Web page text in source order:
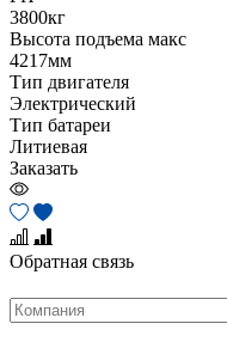
3800кг
Высота подъема макс
4217мм
Тип двигателя
Электрический
Тип батареи
Литиевая
Заказать
Обратная связь